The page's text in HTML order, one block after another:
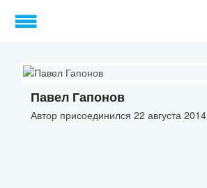
Павел Гапонов
Автор присоединился 22 августа 2014